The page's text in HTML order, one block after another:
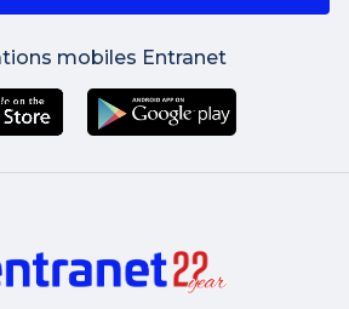
mobiles Entranet